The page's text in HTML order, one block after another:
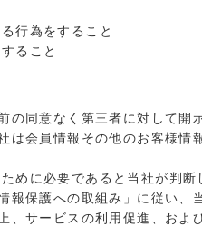
行為をすること
ること
の同意なく第三者に対して開
会員情報その他のお客様情
めに必要であると当社が判断
報保護への取組み」に従い、
、サービスの利用促進、およ